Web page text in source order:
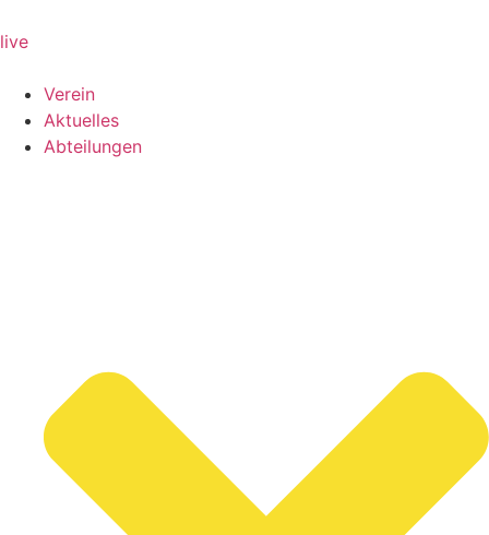
live
Verein
Aktuelles
Abteilungen